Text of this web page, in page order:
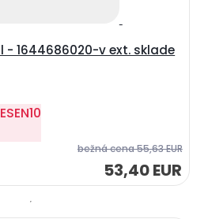
- 1644686020-v ext. sklade
bežná cena55,63 EUR
53,40 EUR